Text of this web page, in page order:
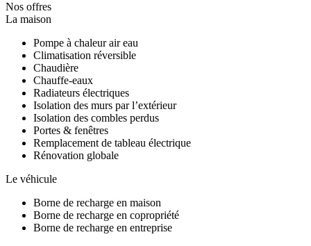
Nos offres
La maison
Pompe à chaleur air eau
Climatisation réversible
Chaudière
Chauffe-eaux
Radiateurs électriques
Isolation des murs par l’extérieur
Isolation des combles perdus
Portes & fenêtres
Remplacement de tableau électrique
Rénovation globale
Le véhicule
Borne de recharge en maison
Borne de recharge en copropriété
Borne de recharge en entreprise